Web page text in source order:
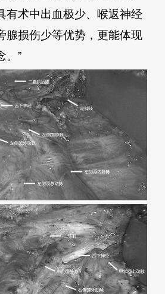
有术中出血极少、喉返神经
腺损伤少等优势，更能体现
。”